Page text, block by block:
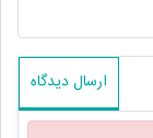
ارسال دیدگاه